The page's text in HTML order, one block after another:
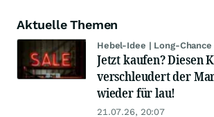
Aktuelle Themen
Hebel-Idee | Long-Chance
Jetzt kaufen? Diesen
verschleudert der
wieder für lau!
21.07.26, 20:07